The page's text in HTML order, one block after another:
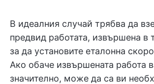
В идеалния случай трябва да
предвид работата, извършена в
за да установите еталонна
Ако обаче извършената работа
значително, може да са ви